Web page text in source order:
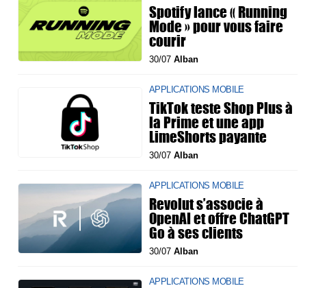
Spotify lance « Running
Mode » pour vous faire
courir
30/07 Alban
APPLICATIONS MOBILE
TikTok teste Shop Plus à
la Prime et une app
LimeShorts payante
30/07 Alban
APPLICATIONS MOBILE
Revolut s’associe à
OpenAI et offre ChatGPT
Go à ses clients
30/07 Alban
APPLICATIONS MOBILE